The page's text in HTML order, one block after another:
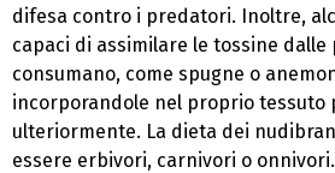
difesa contro i predatori. Inoltre,
capaci di assimilare le tossine dalle
consumano, come spugne o
incorporandole nel proprio tessuto
ulteriormente. La dieta dei
essere erbivori, carnivori o